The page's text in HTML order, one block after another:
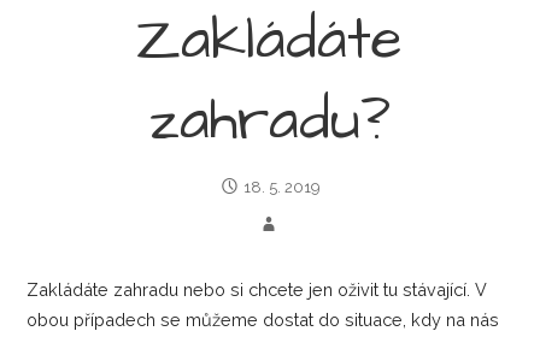
Zakládáte
zahradu?
18. 5. 2019
Zakládáte zahradu nebo si chcete jen oživit tu stávající. V
obou případech se můžeme dostat do situace, kdy na nás